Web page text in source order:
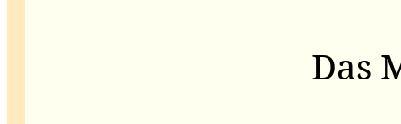
Das